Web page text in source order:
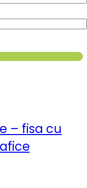
– fisa cu